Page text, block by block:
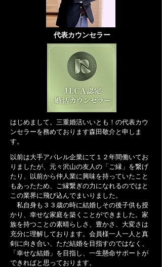
​代表カウンセラー
​はじめまして。三重婚活いいとも！の代表カウ
ンセラーを務めております森田敬介と申しま
す。
以前は大手アパレル企業にて１２年間働いてお
りましたが、元々沢山の友人の「ご縁」を繋げ
たり、以前から仲人業に興味を持っていたこと
もあったため、ご縁繋ぎの力になれるのではと
この業界に飛び込んでまいりました。
私自身も３３歳の時に結婚しその後子供も授
かり、幸せな家庭を築くことができました。家
族を持つことの素晴らしさ、豊かさ、大変さは
充分に理解しております。会員様一人一人と真
剣に向き合い、ただ結婚を目指すのではなく、
「幸せな結婚」を目指し、一生懸命サポートが
できればと思っております。